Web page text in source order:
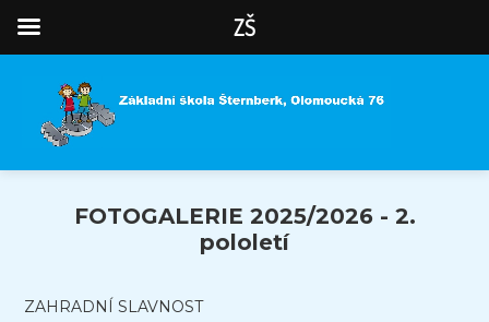
FOTOGALERIE 2025/2026 - 2.
pololetí
ZAHRADNÍ SLAVNOST
ZŠ